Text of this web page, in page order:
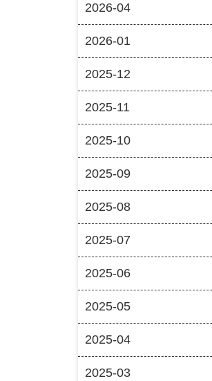
2026-04
2026-01
2025-12
2025-11
2025-10
2025-09
2025-08
2025-07
2025-06
2025-05
2025-04
2025-03